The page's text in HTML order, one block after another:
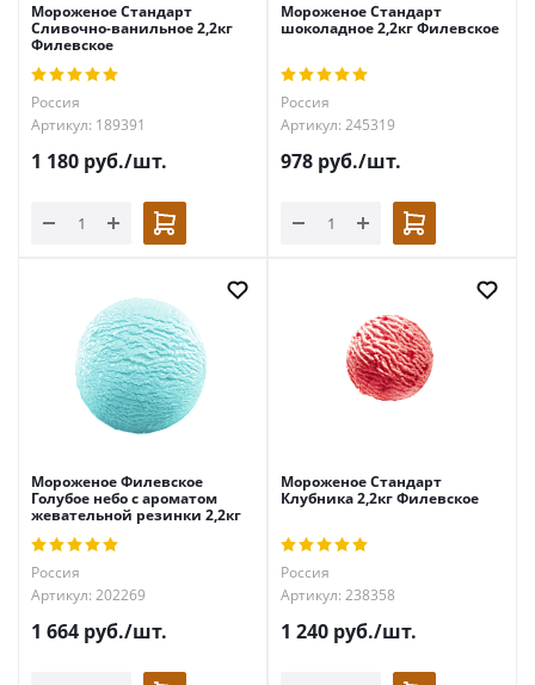
Мороженое Стандарт
Сливочно-ванильное 2,2кг
Филевское
Россия
Артикул: 189391
1 180 руб./шт.
Мороженое Стандарт
шоколадное 2,2кг Филевское
Россия
Артикул: 245319
978 руб./шт.
Мороженое Филевское
Голубое небо с ароматом
жевательной резинки 2,2кг
Россия
Артикул: 202269
1 664 руб./шт.
Мороженое Стандарт
Клубника 2,2кг Филевское
Россия
Артикул: 238358
1 240 руб./шт.